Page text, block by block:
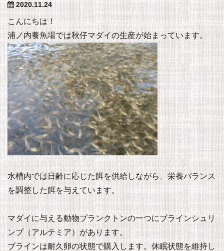
2020.11.24
こんにちは！
浦ノ内養魚場では秋仔マダイの生産が始まっています。
水槽内では日齢に応じた餌を供給しながら、栄養バランス
を調整した餌を与えています。
マダイに与える動物プランクトンの一つにブラインシュリ
ンプ（アルテミア）があります。
ブラインは耐久卵の状態で購入します。休眠状態を維持し